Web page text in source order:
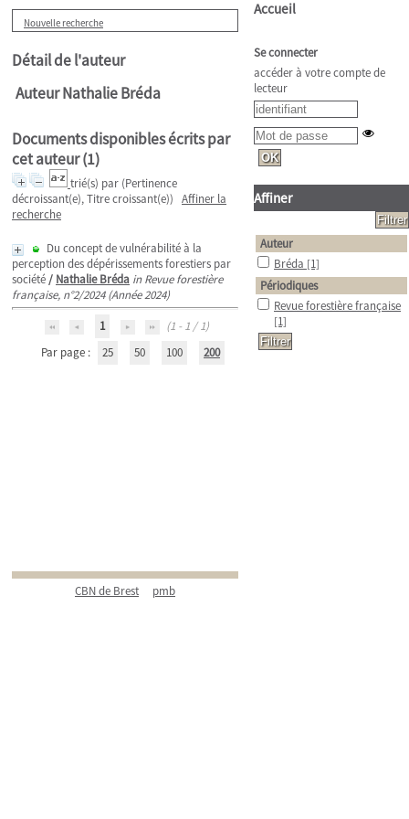
Nouvelle recherche
Détail de l'auteur
Auteur Nathalie Bréda
Documents disponibles écrits par
cet auteur (1)
trié(s) par (Pertinence
décroissant(e), Titre croissant(e)) Affiner la
recherche
Du concept de vulnérabilité à la
perception des dépérissements forestiers par
société/ Nathalie Bréda in Revue forestière
française, n°2/2024 (Année 2024)
1
(1 - 1 / 1)
Par page :
25 50 100 200
CBN de Brest pmb
Accueil
Se connecter
accéder à votre compte de
lecteur
Affiner
Auteur
Bréda [1]
Périodiques
Revue forestière française
[1]